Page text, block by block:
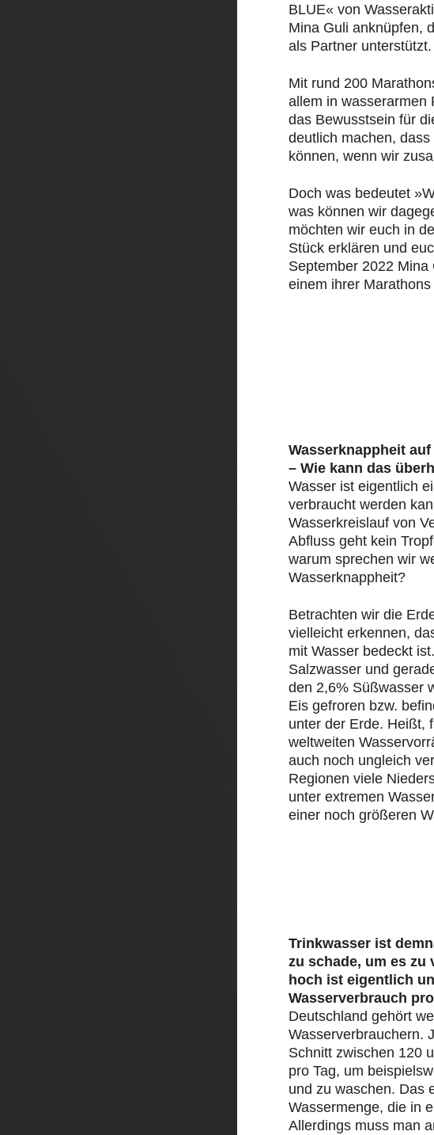
BLUE« von
Mina Guli anknüpfen,
als Partner unterstützt.
Mit rund 200
allem in wasserarmen
das Bewusstsein für
deutlich machen,
können, wenn wir
Doch was bedeutet
was können wir
möchten wir euch in
Stück erklären und
September 2022 Mina
einem ihrer
Wasserknappheit
– Wie kann das
Wasser ist eigentlich
verbraucht werden
Wasserkreislauf von
Abfluss geht kein
warum sprechen wir
Wasserknappheit?
Betrachten wir die
vielleicht erkennen,
mit Wasser bedeckt
Salzwasser und
den 2,6% Süßwasser
Eis gefroren bzw.
unter der Erde. Heißt,
weltweiten
auch noch ungleich
Regionen viele
unter extremen
einer noch größeren
Trinkwasser ist
zu schade, um es zu
hoch ist eigentlich
Wasserverbrauch
Deutschland gehört
Wasserverbrauchern.
Schnitt zwischen 120
pro Tag, um
und zu waschen. Das
Wassermenge, die in
Allerdings muss man